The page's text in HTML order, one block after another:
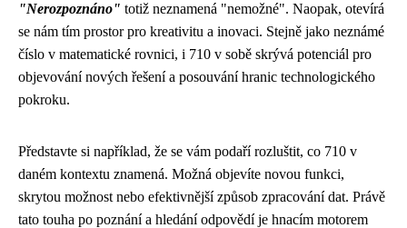
"Nerozpoznáno" totiž neznamená "nemožné". Naopak, otevírá
se nám tím prostor pro kreativitu a inovaci. Stejně jako neznámé
číslo v matematické rovnici, i 710 v sobě skrývá potenciál pro
objevování nových řešení a posouvání hranic technologického
pokroku.
Představte si například, že se vám podaří rozluštit, co 710 v
daném kontextu znamená. Možná objevíte novou funkci,
skrytou možnost nebo efektivnější způsob zpracování dat. Právě
tato touha po poznání a hledání odpovědí je hnacím motorem